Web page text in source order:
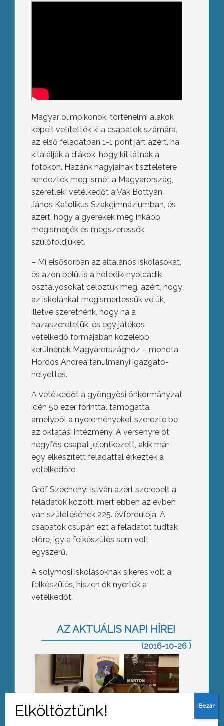
Magyar olimpikonok, történelmi alakok
képeit vetítették ki a csapatok számára,
az első feladatban 1-1 pont járt azért, ha
kitalálják a diákok, hogy kit látnak a
fotókon. Hazánk nagyjainak tiszteletére
rendezték meg ismét a Magyarország,
szeretlek! vetélkedőt a Vak Bottyán
János Katolikus Szakgimnáziumban, és
azért, hogy a gyerekek még inkább
megismerjék és megszeressék
szülőföldjüket.
– Mi elsősorban az általános iskolásokat,
és azon belül is a hetedik-nyolcadik
osztályosokat céloztuk meg, azért, hogy
az iskolánkat megismertessük velük,
illetve szeretnénk, hogy ha a
hazaszeretetük, és egy játékos
vetélkedő formájában közelebb
kerülnének Magyarországhoz – mondta
Hordós Andrea tanulmányi igazgató-
helyettes.
A vetélkedőt a gyöngyösi önkormányzat
idén 50 ezer forinttal támogatta,
amelyből a nyereményeket szerezte be
az oktatási intézmény. A versenyre öt
négyfős csapat jelentkezett, akik már
egy elkészített feladattal érkeztek a
vetélkedőre.
Gróf Széchenyi István azért szerepelt a
feladatok között, mert ebben az évben
van születésének 225. évfordulója. A
csapatok csupán ezt a feladatot tudták
előre, így a felkészülés sem volt
egyszerű.
A solymosi iskolásoknak sikeres volt a
felkészülés, hiszen ők nyerték a
vetélkedőt.
AZ AKTUÁLIS NAPI HÍREI
(2016-10-26 )
Gyermekvédelmi konferencia
Javaslatok